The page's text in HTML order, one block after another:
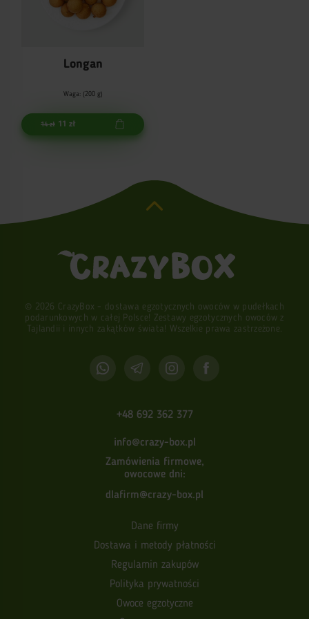
Longan
Waga: (200 g)
14 zł 11 zł
© 2026 CrazyBox - dostawa egzotycznych owoców w pudełkach
podarunkowych w całej Polsce! Zestawy egzotycznych owoców z
Tajlandii i innych zakątków świata! Wszelkie prawa zastrzeżone.
+48 692 362 377
info@crazy-box.pl
Zamówienia firmowe,
owocowe dni:
dlafirm@crazy-box.pl
Dane firmy
Dostawa i metody płatności
Regulamin zakupów
Polityka prywatności
Owoce egzotyczne